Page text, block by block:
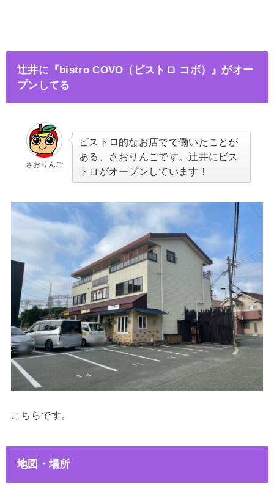
辻井に『bistro COVO（ビストロ コボ）』がオー
プンしてる
さおりんご
ビストロ的なお店でで働いたことが
ある、さおりんごです。辻井にビス
トロがオープンしています！
こちらです。
地図・場所